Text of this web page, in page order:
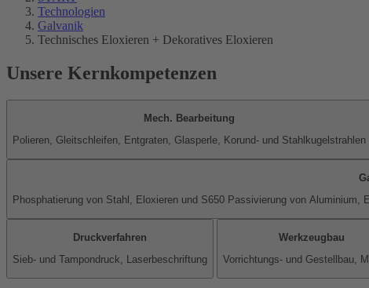
Technologien
Galvanik
Technisches Eloxieren + Dekoratives Eloxieren
Unsere Kernkompetenzen
Mech. Bearbeitung
Polieren, Gleitschleifen, Entgraten, Glasperle, Korund- und Stahlkugelstrahlen
Phosphatierung von Stahl, Eloxieren und S650 Passivierung von
Druckverfahren
Sieb- und Tampondruck, Laserbeschriftung
Werkzeugbau
Vorrichtungs- und Gestellbau,